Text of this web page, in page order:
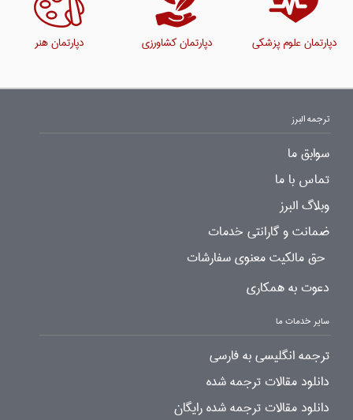
دپارتمان علوم پزشکی دپارتمان کشاورزی دپارتمان هنر
ترجمه البرز
سوابق ما
تماس با ما
وبلاگ البرز
ضمانت و گارانتی خدمات
حق مالکیت معنوی سفارشات
دعوت به همکاری
سایر خدمات ما
ترجمه انگلیسی به فارسی
دانلود مقالات ترجمه شده
دانلود مقالات ترجمه شده رایگان